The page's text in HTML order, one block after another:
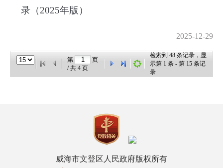
录（2025年版）
2025-12-29
第
页
/ 共 4 页
检索到 48 条记录，显
示第 1 条 - 第 15 条记
录
威海市文登区人民政府版权所有